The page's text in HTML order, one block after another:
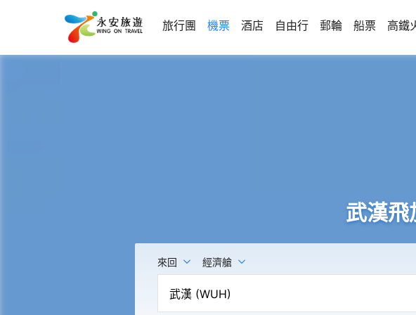
旅行團 機票 酒店 自由行 郵輪 船票 高鐵
武漢飛
來回 經濟艙